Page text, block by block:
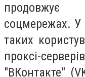
соцмережах. У
таких
проксі-
"ВКонтакте"